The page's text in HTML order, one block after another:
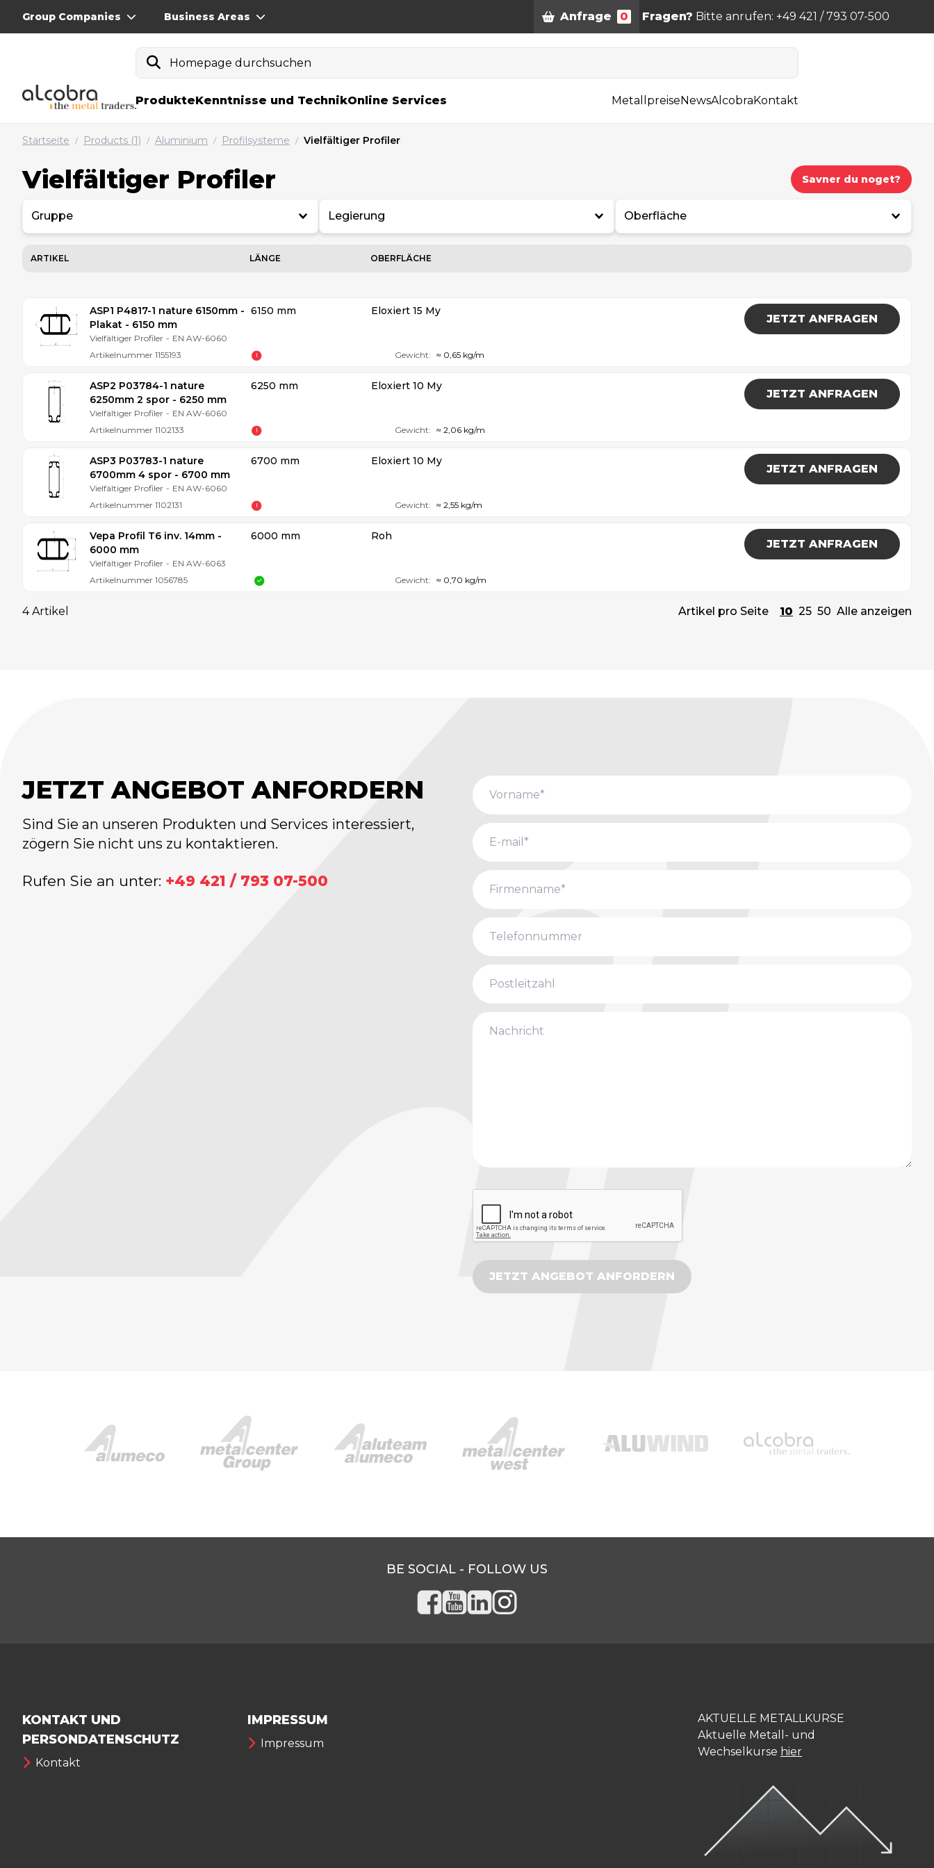
Group Companies Business Areas Anfrage 0 Fragen? Bitte anrufen: +49 421 / 793 07-500
Homepage durchsuchen
ProdukteKenntnisse und TechnikOnline Services MetallpreiseNewsAlcobraKontakt
Startseite / Products (1) / Aluminium / Profilsysteme / Vielfältiger Profiler
Vielfältiger Profiler Savner du noget?
Gruppe Legierung Oberfläche
ARTIKEL LÄNGE OBERFLÄCHE
ASP1 P4817-1 nature 6150mm -
Plakat - 6150 mm
Vielfältiger Profiler - EN AW-6060
Artikelnummer 1155193
6150 mm Eloxiert 15 My
JETZT ANFRAGEN
Gewicht: ≈ 0,65 kg/m
ASP2 P03784-1 nature
6250mm 2 spor - 6250 mm
Vielfältiger Profiler - EN AW-6060
Artikelnummer 1102133
6250 mm Eloxiert 10 My
JETZT ANFRAGEN
Gewicht: ≈ 2,06 kg/m
ASP3 P03783-1 nature
6700mm 4 spor - 6700 mm
Vielfältiger Profiler - EN AW-6060
Artikelnummer 1102131
6700 mm Eloxiert 10 My
JETZT ANFRAGEN
Gewicht: ≈ 2,55 kg/m
Vepa Profil T6 inv. 14mm -
6000 mm
Vielfältiger Profiler - EN AW-6063
Artikelnummer 1056785
6000 mm Roh
JETZT ANFRAGEN
Gewicht: ≈ 0,70 kg/m
4 Artikel Artikel pro Seite 10 25 50 Alle anzeigen
JETZT ANGEBOT ANFORDERN
Sind Sie an unseren Produkten und Services interessiert,
zögern Sie nicht uns zu kontaktieren.
Rufen Sie an unter: +49 421 / 793 07-500
JETZT ANGEBOT ANFORDERN
BE SOCIAL - FOLLOW US
KONTAKT UND
PERSONDATENSCHUTZ
Kontakt
IMPRESSUM
Impressum
AKTUELLE METALLKURSE
Aktuelle Metall- und
Wechselkurse hier